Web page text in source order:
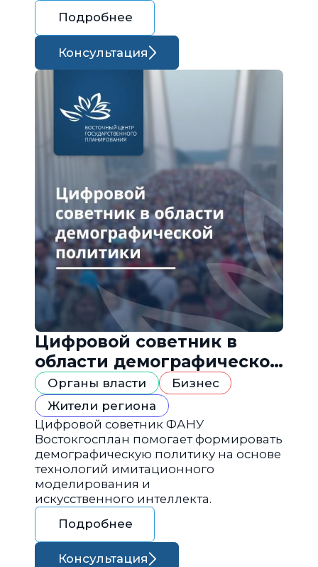
Подробнее
Консультация
Цифровой советник в
области демографической
политики
Органы власти
Бизнес
Жители региона
Цифровой советник ФАНУ
Востокгосплан помогает формировать
демографическую политику на основе
технологий имитационного
моделирования и
искусственного интеллекта.
Подробнее
Консультация